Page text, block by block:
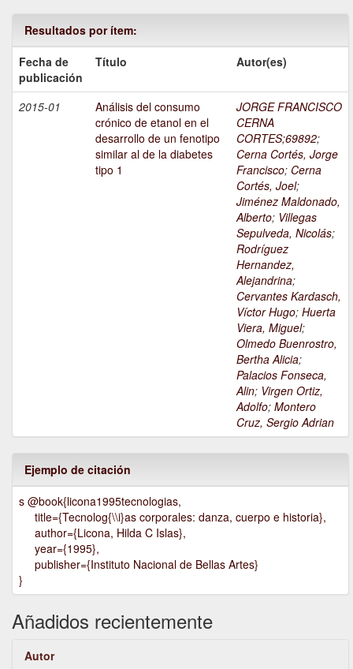
Resultados por ítem:
Fecha de
publicación
Título Autor(es)
2015-01
Análisis del consumo
crónico de etanol en el
desarrollo de un fenotipo
similar al de la diabetes
tipo 1
JORGE FRANCISCO
CERNA
CORTES;69892;
Cerna Cortés, Jorge
Francisco; Cerna
Cortés, Joel;
Jiménez Maldonado,
Alberto; Villegas
Sepulveda, Nicolás;
Rodríguez
Hernandez,
Alejandrina;
Cervantes Kardasch,
Víctor Hugo; Huerta
Viera, Miguel;
Olmedo Buenrostro,
Bertha Alicia;
Palacios Fonseca,
Alin; Virgen Ortiz,
Adolfo; Montero
Cruz, Sergio Adrian
Ejemplo de citación
s @book{licona1995tecnologias,
title={Tecnolog{\\i}as corporales: danza, cuerpo e historia},
author={Licona, Hilda C Islas},
year={1995},
publisher={Instituto Nacional de Bellas Artes}
}
Añadidos recientemente
Autor